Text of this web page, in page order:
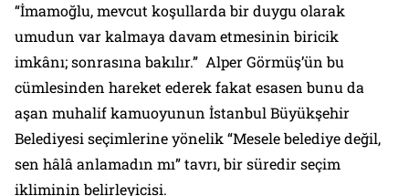
“İmamoğlu, mevcut koşullarda bir duygu olarak
umudun var kalmaya davam etmesinin biricik
imkânı; sonrasına bakılır.” Alper Görmüş’ün bu
cümlesinden hareket ederek fakat esasen bunu da
aşan muhalif kamuoyunun İstanbul Büyükşehir
Belediyesi seçimlerine yönelik “Mesele belediye değil,
sen hâlâ anlamadın mı” tavrı, bir süredir seçim
ikliminin belirleyicisi.